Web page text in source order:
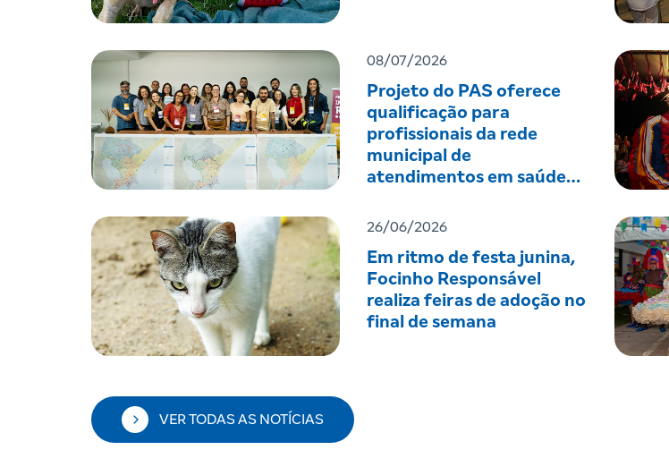
08/07/2026
Projeto do PAS oferece
qualificação para
profissionais da rede
municipal de
atendimentos em saúde
26/06/2026
Em ritmo de festa junina,
Focinho Responsável
realiza feiras de adoção no
final de semana
VER TODAS AS NOTÍCIAS